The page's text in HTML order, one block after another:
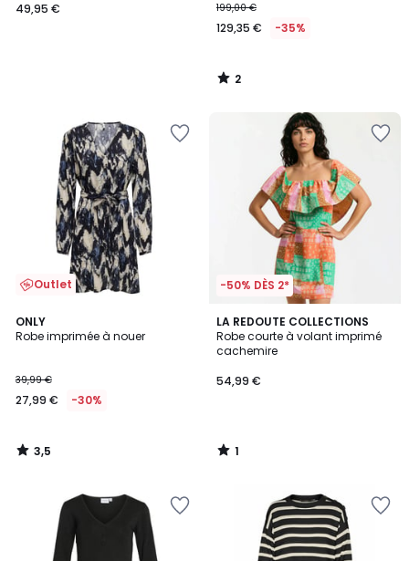
49,95 €
199,00 €
129,35 € -35%
2
/
Outlet
ONLY
Robe imprimée à nouer
39,99 €
27,99 € -30%
3,5
/ 5
3,5
/
-50% DÈS 2*
LA REDOUTE COLLECTIONS
Robe courte à volant imprimé
cachemire
54,99 €
1
/
5
1
/